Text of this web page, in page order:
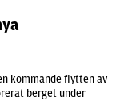
kommande flytten av
berget under